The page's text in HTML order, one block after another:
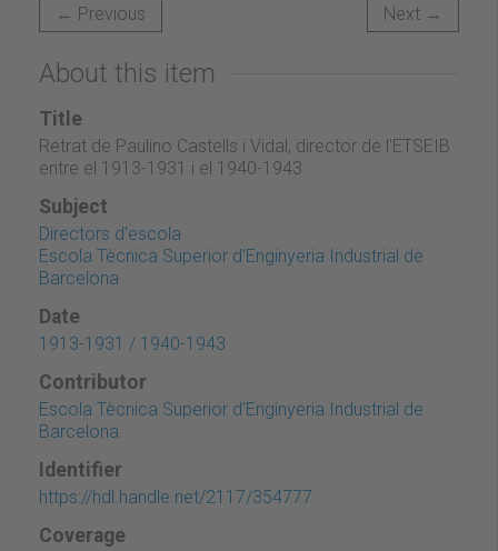
← Previous Next →
About this item
Title
Retrat de Paulino Castells i Vidal, director de l'ETSEIB
entre el 1913-1931 i el 1940-1943
Subject
Directors d'escola
Escola Tècnica Superior d'Enginyeria Industrial de
Barcelona
Date
1913-1931 / 1940-1943
Contributor
Escola Tècnica Superior d'Enginyeria Industrial de
Barcelona
Identifier
https://hdl.handle.net/2117/354777
Coverage